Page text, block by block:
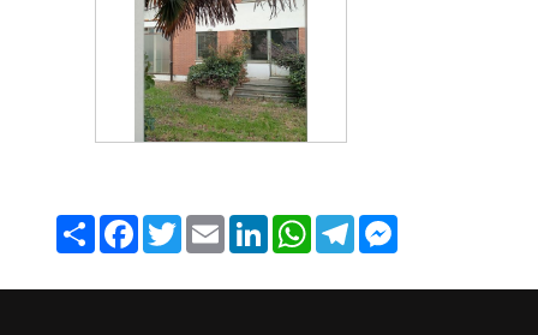
Share Facebook
TwitterEmail LinkedInWhatsApp
Telegram